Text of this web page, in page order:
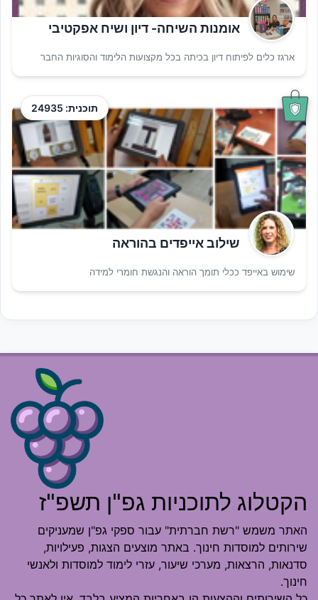
אומנות השיחה- דיון ושיח אפקטיבי
ארגז כלים לפיתוח דיון בכיתה בכל מקצועות הלימוד והסוגיות החבר
תוכנית: 24935
שילוב אייפדים בהוראה
שימוש באייפד ככלי תומך הוראה והנגשת חומרי למידה
הקטלוג לתוכניות גפ"ן תשפ"ז
האתר משמש "רשת חברתית" עבור ספקי גפ"ן שמעניקים
שירותים למוסדות חינוך. באתר מוצעים הצגות, פעילויות,
סדנאות, הרצאות, מערכי שיעור, עזרי לימוד למוסדות ולאנשי
חינוך.